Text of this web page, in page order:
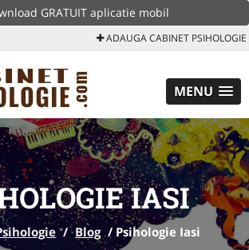
GRATUIT aplicatie mobil
ADAUGA CABINET PSIHOLOGIE
MENU
IASI
/ Blog /Psihologie Iasi